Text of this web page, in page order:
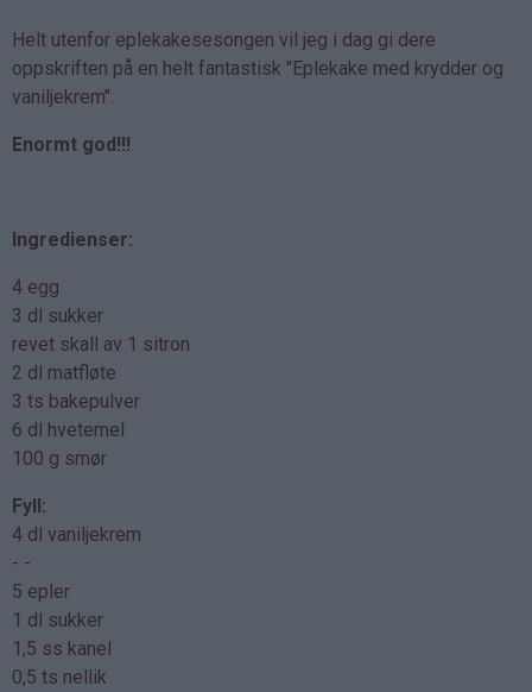
Helt utenfor eplekakesesongen vil jeg i dag gi dere
oppskriften på en helt fantastisk "Eplekake med krydder og
vaniljekrem".
Enormt god!!!
Ingredienser:
4 egg
3 dl sukker
revet skall av 1 sitron
2 dl matfløte
3 ts bakepulver
6 dl hvetemel
100 g smør
Fyll:
4 dl vaniljekrem
- -
5 epler
1 dl sukker
1,5 ss kanel
0,5 ts nellik